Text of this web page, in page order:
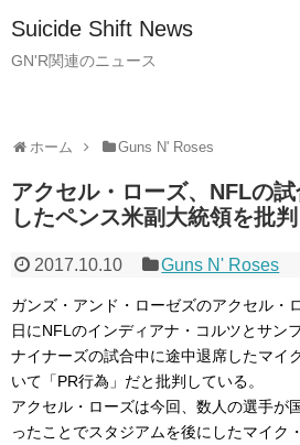
Suicide Shift News
GN'R関連のニュース
ホーム Guns N' Roses
アクセル・ローズ、NFLの
したペンス米副大統領を批判
2017.10.10 Guns N' Roses
ガンズ・アンド・ローゼズのアクセル・
日にNFLのインディアナ・コルツとサン
ナイナーズの試合中に途中退席したマイ
いて「PR行為」だと批判している。
アクセル・ローズは今回、数人の選手が
ったことでスタジアムを後にしたマイク